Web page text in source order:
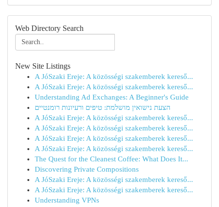
Web Directory Search
New Site Listings
A JóSzaki Ereje: A közösségi szakemberek kereső...
A JóSzaki Ereje: A közösségi szakemberek kereső...
Understanding Ad Exchanges: A Beginner's Guide
הצעת נישואין מושלמת: טיפים ורעיונות רומנטיים
A JóSzaki Ereje: A közösségi szakemberek kereső...
A JóSzaki Ereje: A közösségi szakemberek kereső...
A JóSzaki Ereje: A közösségi szakemberek kereső...
A JóSzaki Ereje: A közösségi szakemberek kereső...
The Quest for the Cleanest Coffee: What Does It...
Discovering Private Compositions
A JóSzaki Ereje: A közösségi szakemberek kereső...
A JóSzaki Ereje: A közösségi szakemberek kereső...
Understanding VPNs